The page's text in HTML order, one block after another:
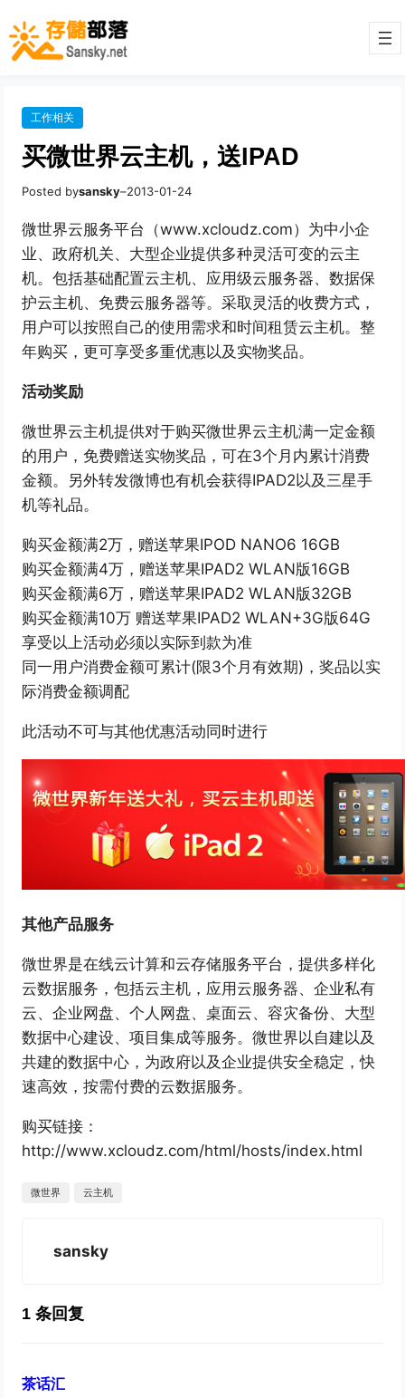
工作相关
买微世界云主机，送IPAD
Posted bysansky–2013-01-24
微世界云服务平台（www.xcloudz.com）为中小企
业、政府机关、大型企业提供多种灵活可变的云主
机。包括基础配置云主机、应用级云服务器、数据保
护云主机、免费云服务器等。采取灵活的收费方式，
用户可以按照自己的使用需求和时间租赁云主机。整
年购买，更可享受多重优惠以及实物奖品。
活动奖励
微世界云主机提供对于购买微世界云主机满一定金额
的用户，免费赠送实物奖品，可在3个月内累计消费
金额。另外转发微博也有机会获得IPAD2以及三星手
机等礼品。
购买金额满2万，赠送苹果IPOD NANO6 16GB
购买金额满4万，赠送苹果IPAD2 WLAN版16GB
购买金额满6万，赠送苹果IPAD2 WLAN版32GB
购买金额满10万 赠送苹果IPAD2 WLAN+3G版64G
享受以上活动必须以实际到款为准
同一用户消费金额可累计(限3个月有效期)，奖品以实
际消费金额调配
此活动不可与其他优惠活动同时进行
其他产品服务
微世界是在线云计算和云存储服务平台，提供多样化
云数据服务，包括云主机，应用云服务器、企业私有
云、企业网盘、个人网盘、桌面云、容灾备份、大型
数据中心建设、项目集成等服务。微世界以自建以及
共建的数据中心，为政府以及企业提供安全稳定，快
速高效，按需付费的云数据服务。
购买链接：
http://www.xcloudz.com/html/hosts/index.html
微世界 云主机
sansky
1 条回复
茶话汇